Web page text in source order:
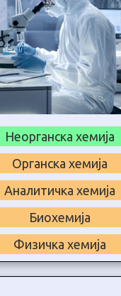
Неорганска хемија
Органска хемија
Аналитичка хемија
Биохемија
Физичка хемија